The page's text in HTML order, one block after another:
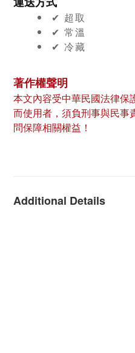
✔︎ 超取
✔︎ 常溫
✔︎ 冷藏
著作權聲明
本文內容受中華民國法律保
而使用者，須負刑事與民事
問保障相關權益！
Additional Details